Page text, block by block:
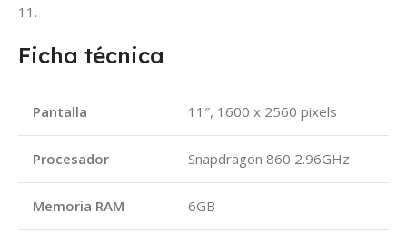
11.
Ficha técnica
Pantalla 11″, 1600 x 2560 pixels
Procesador Snapdragon 860 2.96GHz
Memoria RAM 6GB